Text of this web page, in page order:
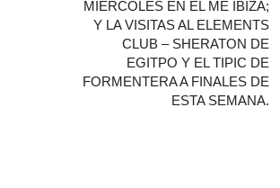
MIÉRCOLES EN EL ME IBIZA;
Y LA VISITAS AL ELEMENTS
CLUB – SHERATON DE
EGITPO Y EL TIPIC DE
FORMENTERA A FINALES DE
ESTA SEMANA.